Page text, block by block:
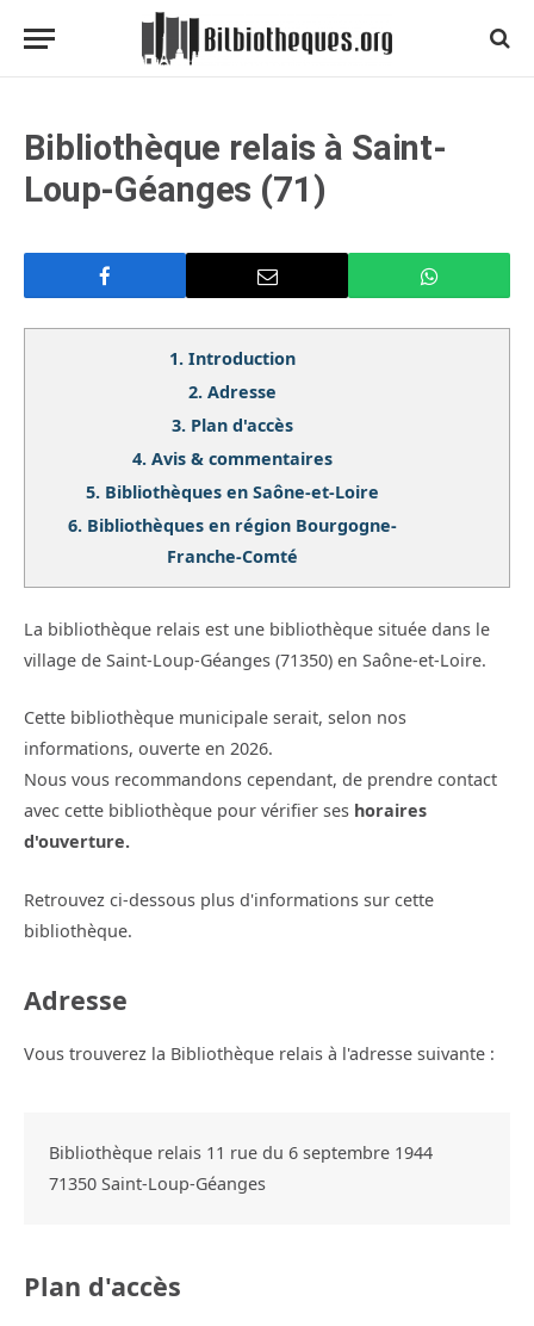
Bibliothèque relais à Saint-
Loup-Géanges (71)
1. Introduction
2. Adresse
3. Plan d'accès
4. Avis & commentaires
5. Bibliothèques en Saône-et-Loire
6. Bibliothèques en région Bourgogne-
Franche-Comté
La bibliothèque relais est une bibliothèque située dans le
village de Saint-Loup-Géanges (71350) en Saône-et-Loire.
Cette bibliothèque municipale serait, selon nos
informations, ouverte en 2026.
Nous vous recommandons cependant, de prendre contact
avec cette bibliothèque pour vérifier ses horaires
d'ouverture.
Retrouvez ci-dessous plus d'informations sur cette
bibliothèque.
Adresse
Vous trouverez la Bibliothèque relais à l'adresse suivante :
Bibliothèque relais 11 rue du 6 septembre 1944
71350 Saint-Loup-Géanges
Plan d'accès